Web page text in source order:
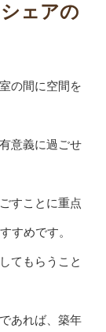
ェアの
の間に空間を
意義に過ごせ
すことに重点
すめです。
てもらうこと
あれば、築年